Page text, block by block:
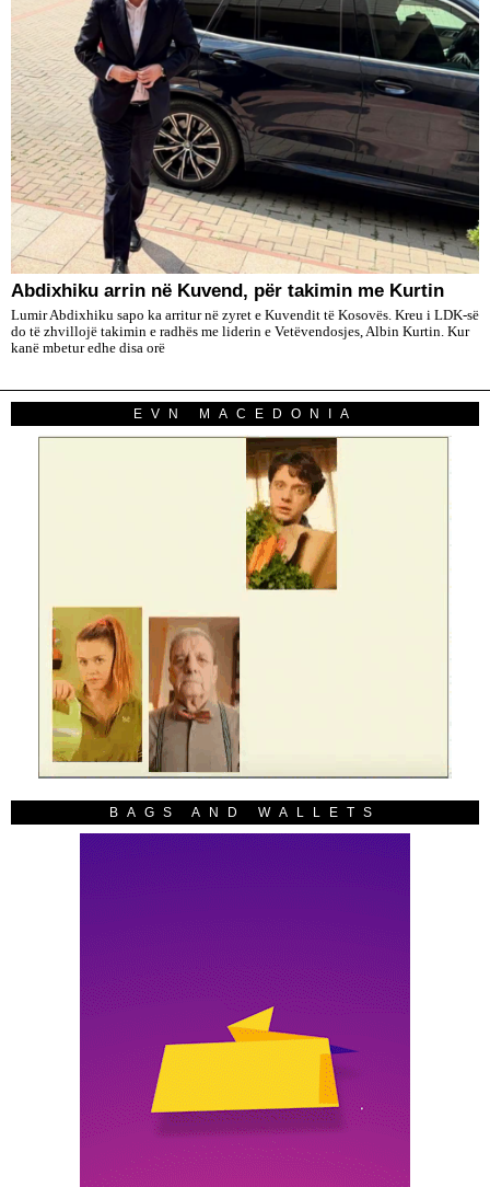
Abdixhiku arrin në Kuvend, për takimin me Kurtin
Lumir Abdixhiku sapo ka arritur në zyret e Kuvendit të Kosovës. Kreu i LDK-së
do të zhvillojë takimin e radhës me liderin e Vetëvendosjes, Albin Kurtin. Kur
kanë mbetur edhe disa orë
EVN MACEDONIA
BAGS AND WALLETS